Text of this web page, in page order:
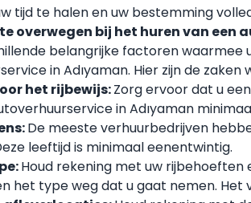
tijd te halen en uw bestemming
overwegen bij het huren van een
belangrijke factoren
in Adıyaman. Hier zijn de
het rijbewijs:Zorg ervoor dat u
in Adıyaman
De meeste verhuurbedrijven
leeftijd is minimaal eenentwintig.
Houd rekening met uw
het type weg dat u gaat nemen.